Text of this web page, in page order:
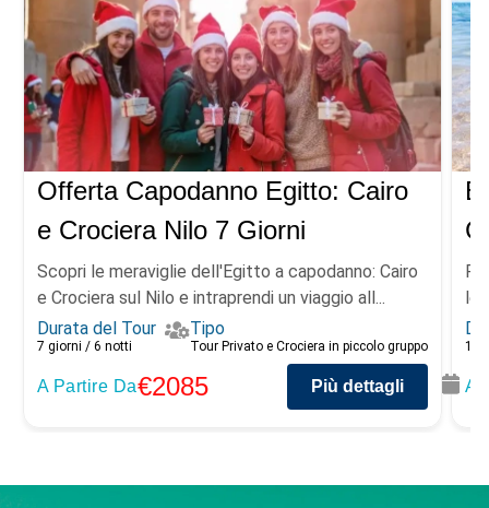
Offerta Capodanno Egitto: Cairo
e Crociera Nilo 7 Giorni
Scopri le meraviglie dell'Egitto a capodanno: Cairo
e Crociera sul Nilo e intraprendi un viaggio all...
Durata del Tour
7 giorni / 6 notti
Tipo
Tour Privato e Crociera in piccolo gruppo
A Partire Da€2085 Più dettagli
le
10
A